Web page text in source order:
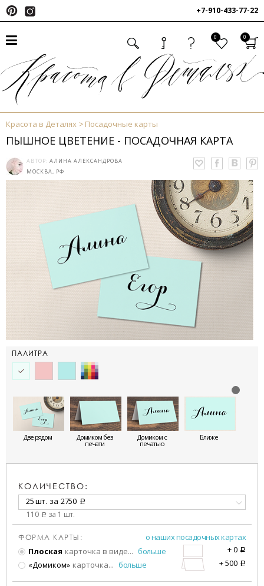
+7-910-433-77-22
0 0
Красота в Деталях Посадочные карты
ПЫШНОЕ ЦВЕТЕНИЕ - ПОСАДОЧНАЯ КАРТА
АВТОР: АЛИНА АЛЕКСАНДРОВА
МОСКВА, РФ
ПАЛИТРА
Две рядом Домиком без
печати
Домиком с
печатью
Ближе
КОЛИЧЕСТВО:
25 шт. за 2750 a
110 a за 1 шт.
ФОРМА КАРТЫ:
о наших посадочных картах
Плоская карточка в виде... больше +0 a
«Домиком» карточка... больше +500 a